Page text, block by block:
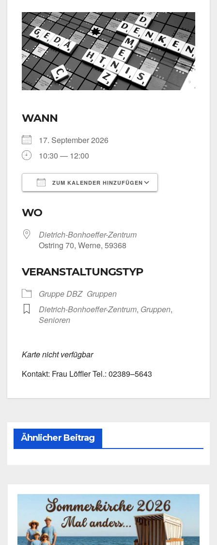
WANN
17. Sep­tem­ber 2026
10:30 — 12:00
ZUM KALENDER HINZUFÜGEN
WO
Dietrich-Bonhoeffer-Zentrum
Ost­ring 70, Wer­ne, 59368
VERANSTALTUNGSTYP
Grup­pe DBZ Grup­pen
Dietrich-Bonhoeffer-Zentrum, Grup­pen,
Senio­ren
Kar­te nicht ver­füg­bar
Kon­takt: Frau Löff­ler Tel.: 02389–5643
Ähnlicher Beitrag